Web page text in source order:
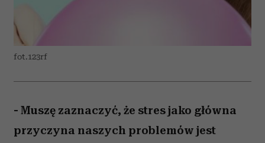
fot.123rf
- Muszę zaznaczyć, że stres jako główna
przyczyna naszych problemów jest